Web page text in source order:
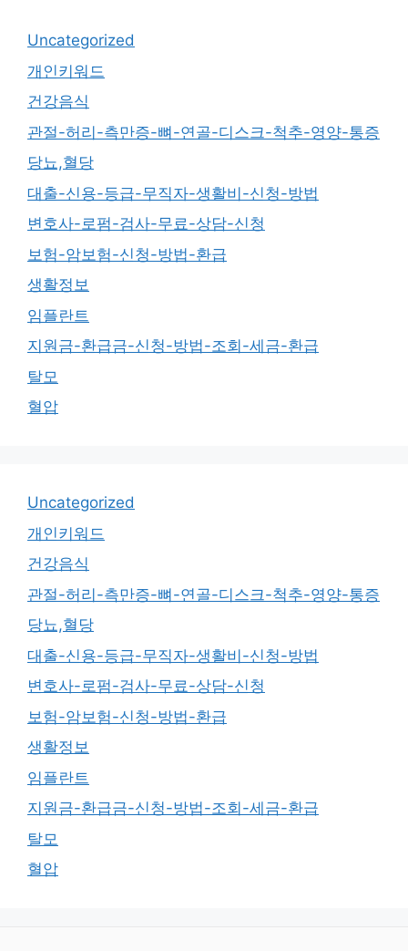
Uncategorized
개인키워드
건강음식
관절-허리-측만증-뼈-연골-디스크-척추-영양-통증
당뇨,혈당
대출-신용-등급-무직자-생활비-신청-방법
변호사-로펌-검사-무료-상담-신청
보험-암보험-신청-방법-환급
생활정보
임플란트
지원금-환급금-신청-방법-조회-세금-환급
탈모
혈압
Uncategorized
개인키워드
건강음식
관절-허리-측만증-뼈-연골-디스크-척추-영양-통증
당뇨,혈당
대출-신용-등급-무직자-생활비-신청-방법
변호사-로펌-검사-무료-상담-신청
보험-암보험-신청-방법-환급
생활정보
임플란트
지원금-환급금-신청-방법-조회-세금-환급
탈모
혈압